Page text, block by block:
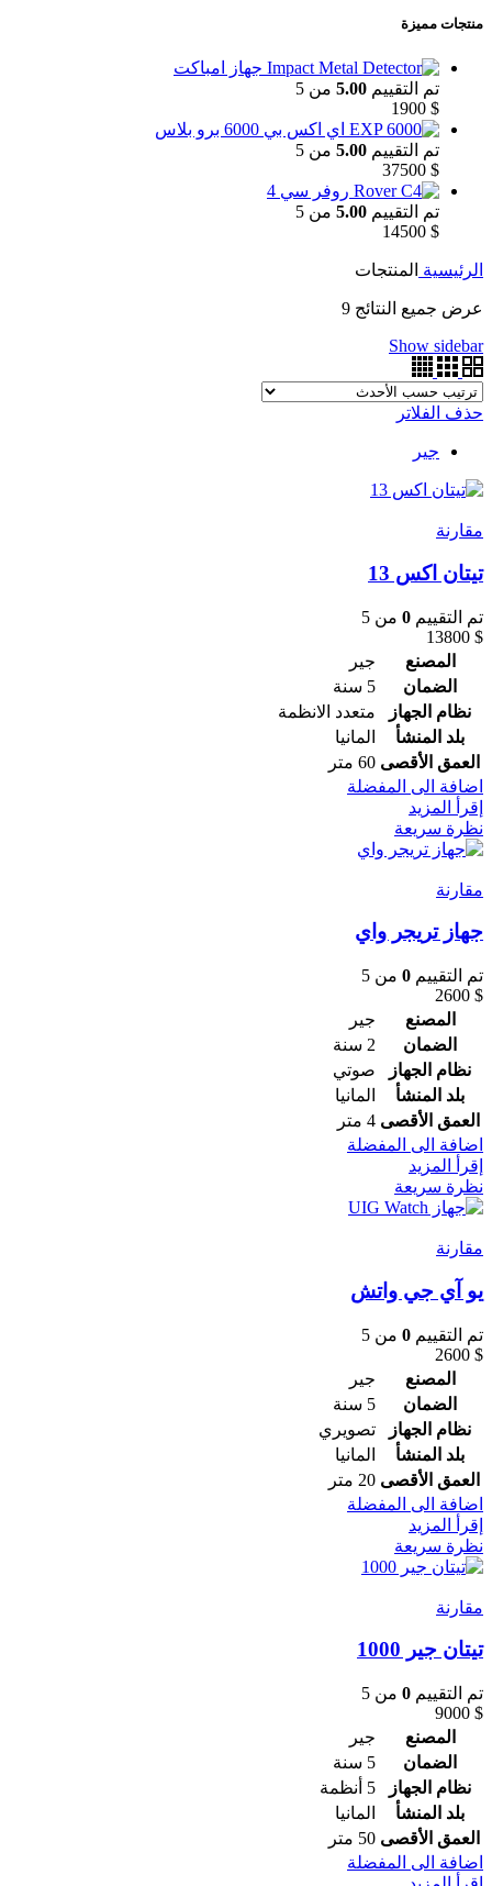
منتجات مميزة
جهاز امباكت
تم التقييم 5.00 من 5
1900 $
اي اكس بي 6000 برو بلاس
تم التقييم 5.00 من 5
37500 $
روفر سي 4
تم التقييم 5.00 من 5
14500 $
الرئيسية المنتجات
عرض جميع النتائج 9
Show sidebar
حذف الفلاتر
جير
مقارنة
تيتان اكس 13
تم التقييم 0 من 5
13800 $
المصنع
جير
الضمان
5 سنة
نظام الجهاز
متعدد الانظمة
بلد المنشأ
المانيا
العمق الأقصى 60 متر
اضافة الى المفضلة
إقرأ المزيد
نظرة سريعة
مقارنة
جهاز تريجر واي
تم التقييم 0 من 5
2600 $
المصنع
جير
الضمان
2 سنة
نظام الجهاز
صوتي
بلد المنشأ
المانيا
العمق الأقصى 4 متر
اضافة الى المفضلة
إقرأ المزيد
نظرة سريعة
مقارنة
يو آي جي واتش
تم التقييم 0 من 5
2600 $
المصنع
جير
الضمان
5 سنة
نظام الجهاز
تصويري
بلد المنشأ
المانيا
العمق الأقصى 20 متر
اضافة الى المفضلة
إقرأ المزيد
نظرة سريعة
مقارنة
تيتان جير 1000
تم التقييم 0 من 5
9000 $
المصنع
جير
الضمان
5 سنة
نظام الجهاز
5 أنظمة
بلد المنشأ
المانيا
العمق الأقصى 50 متر
اضافة الى المفضلة